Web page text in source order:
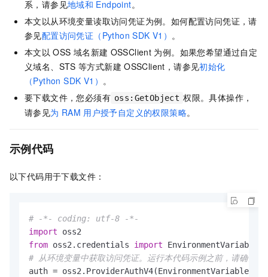
系，请参见地域和 Endpoint。
本文以从环境变量读取访问凭证为例。如何配置访问凭证，请
参见配置访问凭证（Python SDK V1） 。
本文以 OSS 域名新建 OSSClient 为例。如果您希望通过自定
义域名、STS 等方式新建 OSSClient，请参见初始化
（Python SDK V1） 。
要下载文件，您必须有 oss:GetObject 权限。具体操作，
请参见为 RAM 用户授予自定义的权限策略。
示例代码
以下代码用于下载文件：
# -*- coding: utf-8 -*-
import
from oss2.credentials import
# 从环境变量中获取访问凭证。运行本代码示例之前，请确保已设
auth =